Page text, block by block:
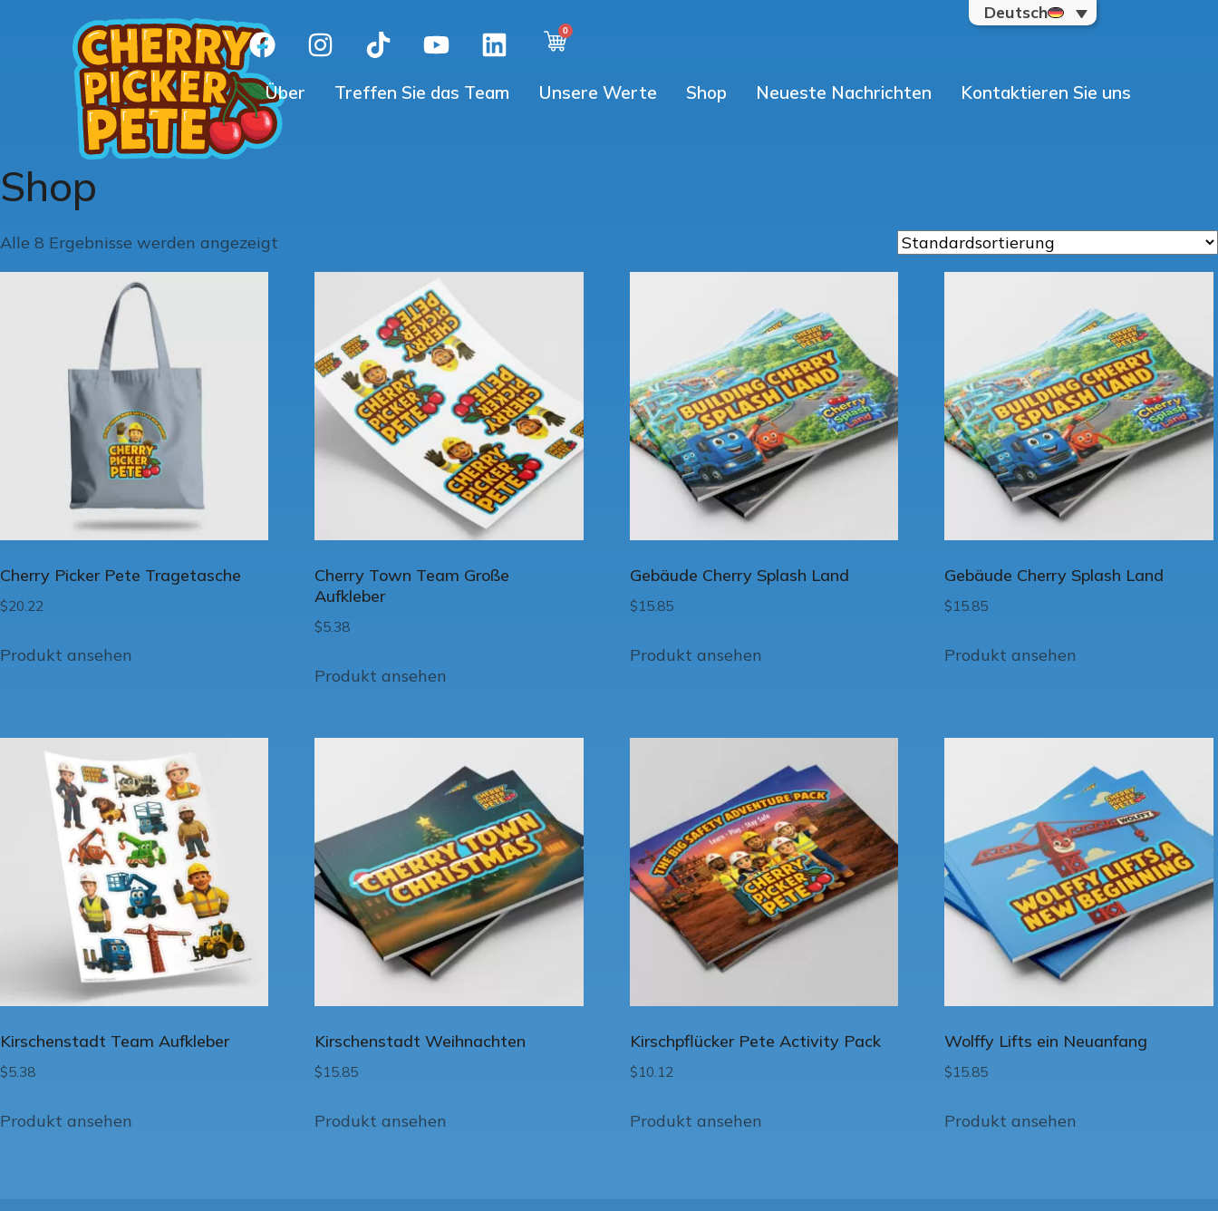
Deutsch
Über Treffen Sie das Team Unsere Werte Shop Neueste Nachrichten Kontaktieren Sie uns
Shop
Alle 8 Ergebnisse werden angezeigt
Cherry Picker Pete Tragetasche
$20.22
Produkt ansehen
Cherry Town Team Große
Aufkleber
$5.38
Produkt ansehen
Gebäude Cherry Splash Land
$15.85
Produkt ansehen
Gebäude Cherry Splash Land
$15.85
Produkt ansehen
Kirschenstadt Team Aufkleber
$5.38
Produkt ansehen
Kirschenstadt Weihnachten
$15.85
Produkt ansehen
Kirschpflücker Pete Activity Pack
$10.12
Produkt ansehen
Wolffy Lifts ein Neuanfang
$15.85
Produkt ansehen